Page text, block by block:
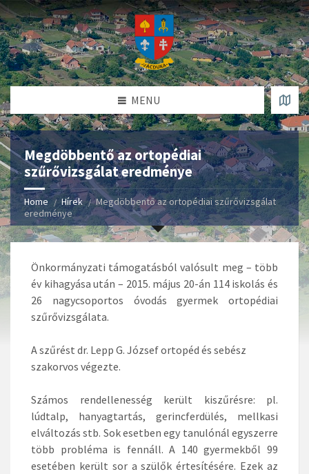
MENU
Megdöbbentő az ortopédiai
szűrővizsgálat eredménye
Home Hírek
Megdöbbentő az ortopédiai szűrővizsgálat
eredménye
Önkormányzati támogatásból valósult meg – több
év kihagyása után – 2015. május 20-án 114 iskolás és
26 nagycsoportos óvodás gyermek ortopédiai
szűrővizsgálata.
A szűrést dr. Lepp G. József ortopéd és sebész
szakorvos végezte.
Számos rendellenesség került kiszűrésre: pl.
lúdtalp, hanyagtartás, gerincferdülés, mellkasi
elváltozás stb. Sok esetben egy tanulónál egyszerre
több probléma is fennáll. A 140 gyermekből 99
esetében került sor a szülők értesítésére. Ezek az